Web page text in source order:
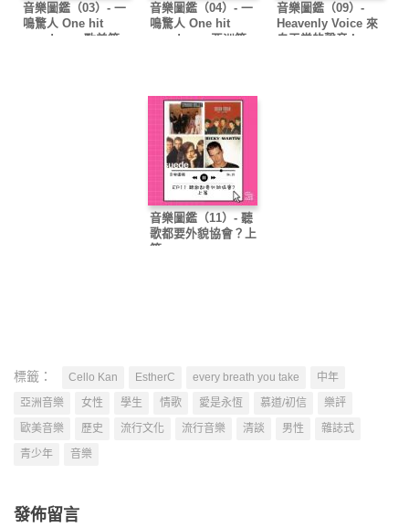
音樂圖鑑（03）- 一
鳴驚人 One hit
wonder — 歐美篇
音樂圖鑑（04）- 一
鳴驚人 One hit
wonder — 亞洲篇
音樂圖鑑（09）-
Heavenly Voice 來
自天堂的聲音 I
音樂圖鑑（11）- 聽
歌都要外貌協會？上
篇
標籤： Cello Kan EstherC every breath you take
中年
亞洲音樂
女性 學生 情歌 愛是永恆 慕道/初信
樂評
歐美音樂
歷史 流行文化 流行音樂 清談 男性
雜誌式
青少年
音樂
發佈留言